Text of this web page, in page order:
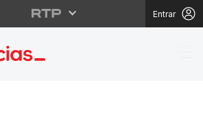
Entrar
de IA